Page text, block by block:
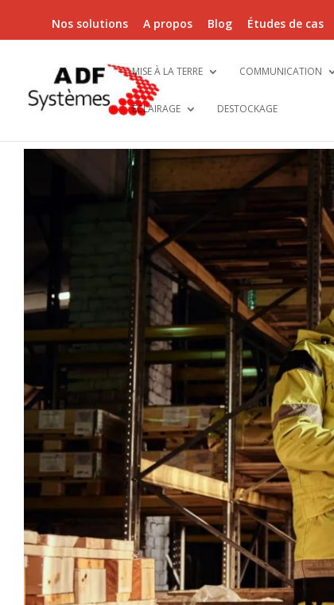
Nos solutions A propos Blog Études de cas
MISE À LA TERRE COMMUNICATION
ÉCLAIRAGE DESTOCKAGE